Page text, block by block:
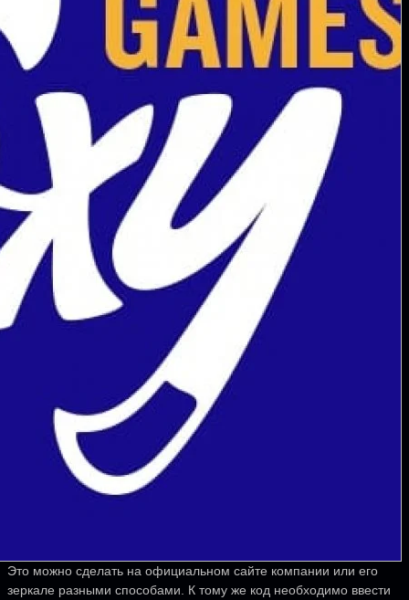
Это можно сделать на официальном сайте компании или его
зеркале разными способами. К тому же код необходимо ввести